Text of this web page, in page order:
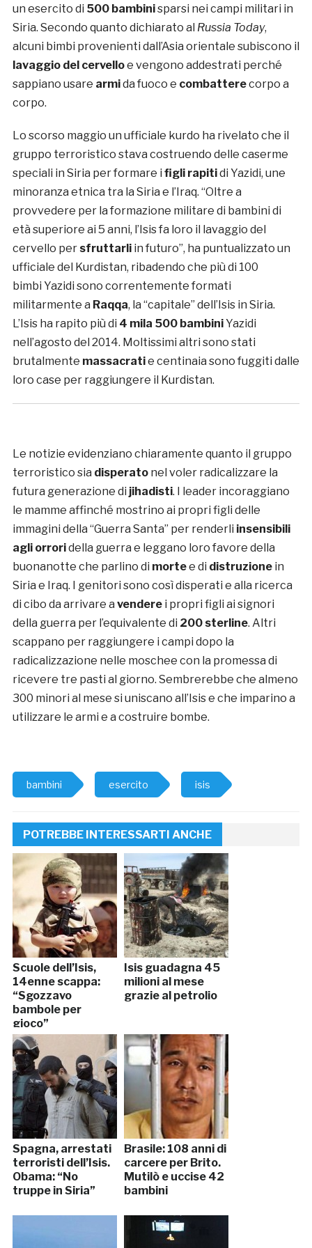
un esercito di 500 bambinisparsi nei campi militari in
Siria. Secondo quanto dichiarato al Russia Today,
alcuni bimbi provenienti dall’Asia orientale subiscono il
lavaggio del cervelloe vengono addestrati perché
sappiano usare armida fuoco e combatterecorpo a
corpo.
Lo scorso maggio un ufficiale kurdo ha rivelato che il
gruppo terroristico stava costruendo delle caserme
speciali in Siria per formare i figli rapitidi Yazidi, une
minoranza etnica tra la Siria e l’Iraq. “Oltre a
provvedere per la formazione militare di bambini di
età superiore ai 5 anni, l’Isis fa loro il lavaggio del
cervello per sfruttarliin futuro”, ha puntualizzato un
ufficiale del Kurdistan, ribadendo che più di 100
bimbi Yazidi sono correntemente formati
militarmente a Raqqa, la “capitale” dell’Isis in Siria.
L’Isis ha rapito più di 4 mila 500 bambiniYazidi
nell’agosto del 2014. Moltissimi altri sono stati
brutalmente massacratie centinaia sono fuggiti dalle
loro case per raggiungere il Kurdistan.
Le notizie evidenziano chiaramente quanto il gruppo
terroristico sia disperatonel voler radicalizzare la
futura generazione di jihadisti. I leader incoraggiano
le mamme affinché mostrino ai propri figli delle
immagini della “Guerra Santa” per renderli insensibili
agli orroridella guerra e leggano loro favore della
buonanotte che parlino di mortee di distruzionein
Siria e Iraq. I genitori sono così disperati e alla ricerca
di cibo da arrivare a venderei propri figli ai signori
della guerra per l’equivalente di 200 sterline. Altri
scappano per raggiungere i campi dopo la
radicalizzazione nelle moschee con la promessa di
ricevere tre pasti al giorno. Sembrerebbe che almeno
300 minori al mese si uniscano all’Isis e che imparino a
utilizzare le armi e a costruire bombe.
bambini esercito isis
POTREBBE INTERESSARTI ANCHE
Scuole dell’Isis,
14enne scappa:
“Sgozzavo
bambole per
gioco”
Isis guadagna 45
milioni al mese
grazie al petrolio
Spagna, arrestati
terroristi dell’Isis.
Obama: “No
truppe in Siria”
Brasile: 108 anni di
carcere per Brito.
Mutilò e uccise 42
bambini